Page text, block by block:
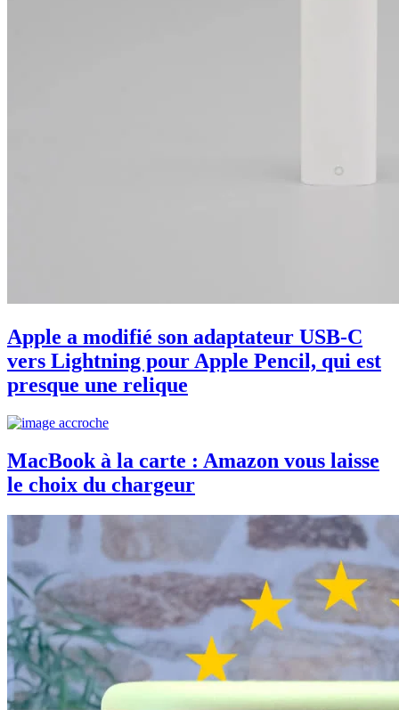
Apple a modifié son adaptateur USB-C
vers Lightning pour Apple Pencil, qui est
presque une relique
MacBook à la carte : Amazon vous laisse
le choix du chargeur